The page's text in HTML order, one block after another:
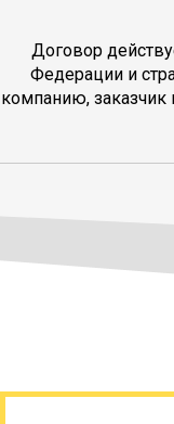
Договор
Федерации и
компанию, заказчик